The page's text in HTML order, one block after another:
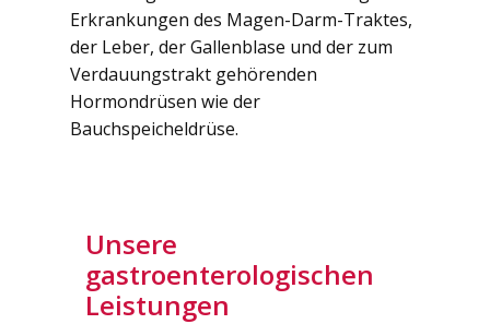
Erkrankungen des Magen-Darm-Traktes,
der Leber, der Gallenblase und der zum
Verdauungstrakt gehörenden
Hormondrüsen wie der
Bauchspeicheldrüse.
Unsere
gastroenterologischen
Leistungen